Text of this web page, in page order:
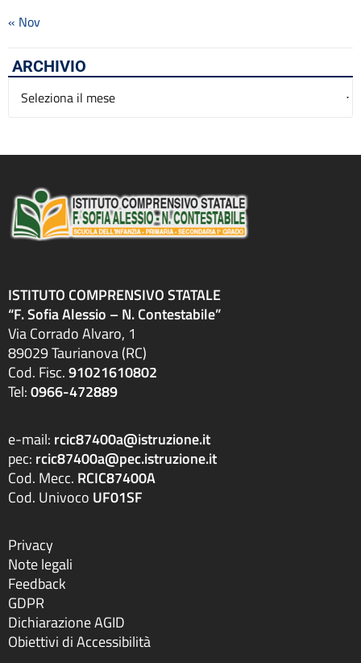
« Nov
ARCHIVIO
Archivio
ISTITUTO COMPRENSIVO STATALE
“F. Sofia Alessio – N. Contestabile”
Via Corrado Alvaro, 1
89029 Taurianova (RC)
Cod. Fisc.91021610802
Tel:0966-472889
e-mail: rcic87400a@istruzione.it
pec: rcic87400a@pec.istruzione.it
Cod. Mecc. RCIC87400A
Cod. Univoco UF01SF
Privacy
Note legali
Feedback
GDPR
Dichiarazione AGID
Obiettivi di Accessibilità